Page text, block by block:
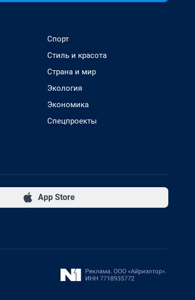
Спорт
Стиль и красота
Страна и мир
Экология
Экономика
Спецпроекты
App Store